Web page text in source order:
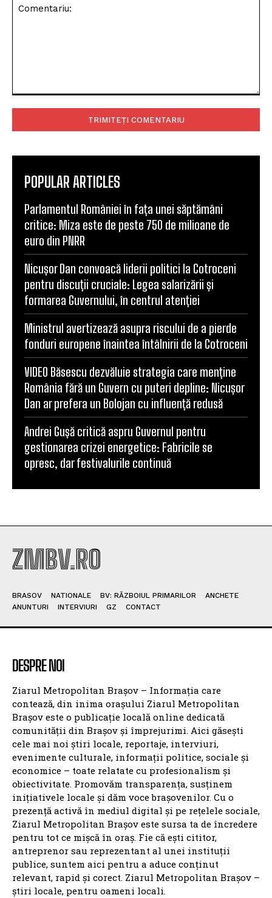
POPULAR ARTICLES
Parlamentul României în fața unei săptămâni
critice: Miza este de peste 750 de milioane de
euro din PNRR
Nicușor Dan convoacă liderii politici la Cotroceni
pentru discuții cruciale: Legea salarizării și
formarea Guvernului, în centrul atenției
Ministrul avertizează asupra riscului de a pierde
fonduri europene înaintea întâlnirii de la Cotroceni
VIDEO Băsescu dezvăluie strategia care menține
România fără un Guvern cu puteri depline: Nicușor
Dan ar prefera un Bolojan cu influență redusă
Andrei Gușă critică aspru Guvernul pentru
gestionarea crizei energetice: Fabricile se
opresc, dar festivalurile continuă
ZMBV.RO
BRASOV NATIONALE BV: RĂZBOIUL PRIMARILOR
ANCHETE
ANUNTURI
INTERVIURI GZ CONTACT
DESPRE NOI
Ziarul Metropolitan Brașov – Informația care
contează, din inima orașului Ziarul Metropolitan
Brașov este o publicație locală online dedicată
comunității din Brașov și împrejurimi. Aici găsești
cele mai noi știri locale, reportaje, interviuri,
evenimente culturale, informații politice, sociale și
economice – toate relatate cu profesionalism și
obiectivitate. Promovăm transparența, susținem
inițiativele locale și dăm voce brașovenilor. Cu o
prezență activă în mediul digital și pe rețelele sociale,
Ziarul Metropolitan Brașov este sursa ta de încredere
pentru tot ce mișcă în oraș. Fie că ești cititor,
antreprenor sau reprezentant al unei instituții
publice, suntem aici pentru a aduce conținut
relevant, rapid și corect. Ziarul Metropolitan Brașov –
știri locale, pentru oameni locali.